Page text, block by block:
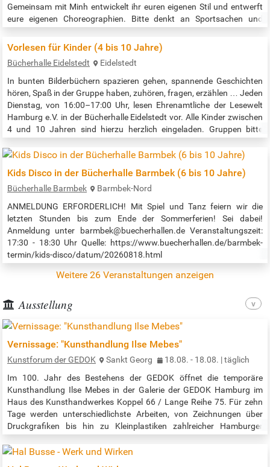
Gemeinsam mit Minh entwickelt ihr euren eigenen Stil und entwerft
eure eigenen Choreographien. Bitte denkt an Sportsachen und
Veranstaltung Zeit: 16:00 – 18:00 Uhr Quelle:…
Vorlesen für Kinder (4 bis 10 Jahre)
Bücherhalle Eidelstedt
Eidelstedt
In bunten Bilderbüchern spazieren gehen, spannende Geschichten
hören, Spaß in der Gruppe haben, zuhören, fragen, erzählen … Jeden
Dienstag, von 16:00–17:00 Uhr, lesen Ehrenamtliche der Lesewelt
Hamburg e.V. in der Bücherhalle Eidelstedt vor. Alle Kinder zwischen
4 und 10 Jahren sind hierzu herzlich eingeladen. Gruppen bitte
https://www.lesewelt-hamburg.de/ Quelle:…
Kids Disco in der Bücherhalle Barmbek (6 bis 10 Jahre)
Bücherhalle Barmbek
Barmbek-Nord
ANMELDUNG ERFORDERLICH! Mit Spiel und Tanz feiern wir die
letzten Stunden bis zum Ende der Sommerferien! Sei dabei!
Anmeldung unter barmbek@buecherhallen.de Veranstaltungszeit:
17:30 - 18:30 Uhr Quelle: https://www.buecherhallen.de/barmbek-
termin/kids-disco/datum/20260818.html
Weitere 26 Veranstaltungen anzeigen
Ausstellung
Vernissage: "Kunsthandlung Ilse Mebes"
Kunstforum der GEDOK Sankt Georg
18.08. - 18.08. | täglich
Im 100. Jahr des Bestehens der GEDOK öffnet die temporäre
Kunsthandlung Ilse Mebes in der Galerie der GEDOK Hamburg im
Haus des Kunsthandwerkes Koppel 66 / Lange Reihe 75. Für zehn
Tage werden unterschiedlichste Arbeiten, von Zeichnungen über
Druckgrafiken bis hin zu Kleinplastiken zahlreicher Hamburger
angeboten. Eine glänzende Gelegenheit, Kunst von Zeitgenossinnen